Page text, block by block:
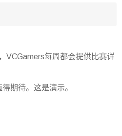
VCGamers每周都会提供比赛详
期待。这是演示。